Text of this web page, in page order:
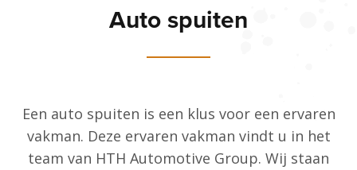
Auto spuiten
Een auto spuiten is een klus voor een ervaren
vakman. Deze ervaren vakman vindt u in het
team van HTH Automotive Group. Wij staan